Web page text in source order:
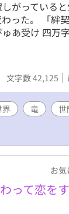
がっている
った。 「絆
あ受け 四万字
文字数 42,125
界 竜 世
お気
って恋を